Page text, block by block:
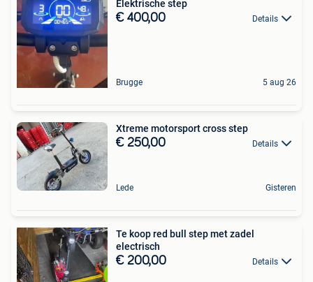
Elektrische step
€ 400,00 Details
Brugge 5 aug 26
Xtreme motorsport cross step
€ 250,00 Details
Lede Gisteren
Te koop red bull step met zadel
electrisch
€ 200,00 Details